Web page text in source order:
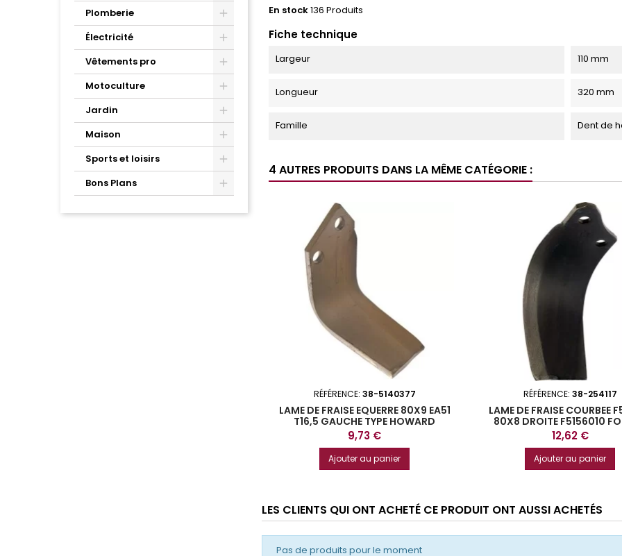
Plomberie
Électricité
Vêtements pro
Motoculture
Jardin
Maison
Sports et loisirs
Bons Plans
En stock136 Produits
Fiche technique
Largeur 110 mm
Longueur 320 mm
Famille Dent de
4 AUTRES PRODUITS DANS LA MÊME CATÉGORIE :
RÉFÉRENCE: 38-5140377
LAME DE FRAISE EQUERRE 80X9 EA51
T16,5 GAUCHE TYPE HOWARD
Prix
9,73 €
Ajouter au panier
RÉFÉRENCE: 38-254117
LAME DE FRAISE COURBEE
80X8 DROITE F5156010
Prix
12,62 €
Ajouter au panier
LES CLIENTS QUI ONT ACHETÉ CE PRODUIT ONT AUSSI ACHETÉS
Pas de produits pour le moment